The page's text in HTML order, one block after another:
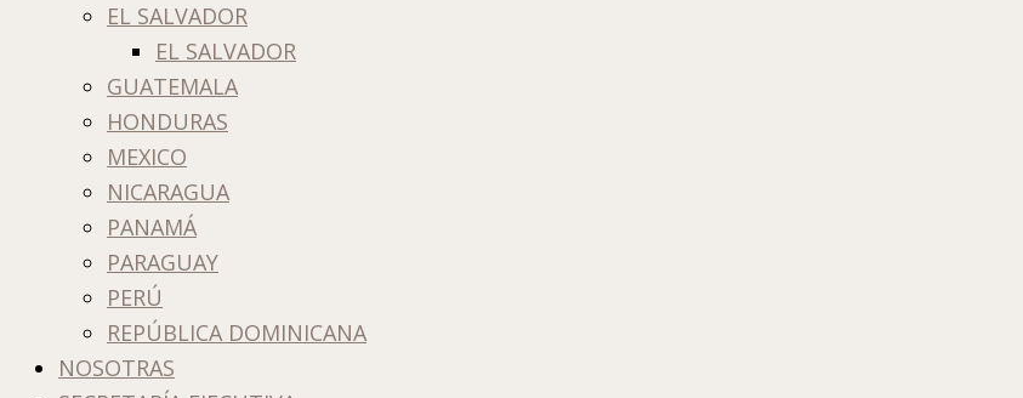
EL SALVADOR
EL SALVADOR
GUATEMALA
HONDURAS
MEXICO
NICARAGUA
PANAMÁ
PARAGUAY
PERÚ
REPÚBLICA DOMINICANA
NOSOTRAS